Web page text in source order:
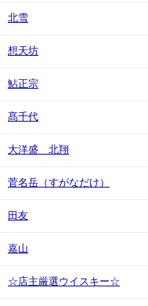
北雪
想天坊
鮎正宗
髙千代
大洋盛 北翔
菅名岳（すがなだけ）
田友
嘉山
☆店主厳選ウイスキー☆